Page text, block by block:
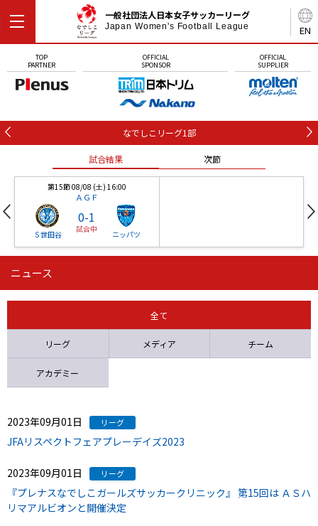
EN
一般社団法人日本女子サッカーリーグ
Japan Women's Football League
TOP
PARTNER
OFFICIAL
SPONSOR
OFFICIAL
SUPPLIER
なでしこリーグ1部
試合結果 次節
第15節 08/08 (土) 16:00
ＡＧＦ
Ｓ世田谷
0-1
試合中
ニッパツ
第16節 09/05 (土) 15:00
ニッパツ
ニッパツ 名古屋
石人の星
静岡 愛媛Ｌ
ニュース
全て
リーグ メディア チーム
アカデミー
2023年09月01日 リーグ
JFAリスペクトフェアプレーデイズ2023
2023年09月01日 リーグ
『プレナスなでしこガールズサッカークリニック』 第15回は ＡＳハ
リマアルビオンと開催決定